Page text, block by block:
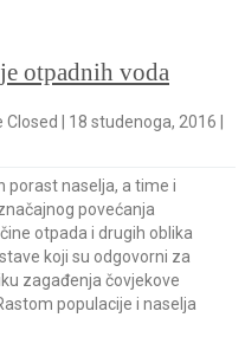
otpadnih voda
Closed 18 studenoga, 2016
porast naselja, a time i
povećanja
otpada i drugih oblika
koji su odgovorni za
zagađenja čovjekove
populacije i naselja